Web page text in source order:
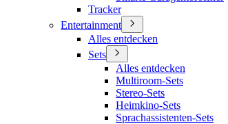
Tracker
Entertainment
Alles entdecken
Sets
Alles entdecken
Multiroom-Sets
Stereo-Sets
Heimkino-Sets
Sprachassistenten-Sets